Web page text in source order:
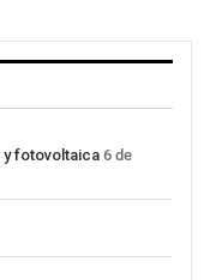
y fotovoltaica6 de